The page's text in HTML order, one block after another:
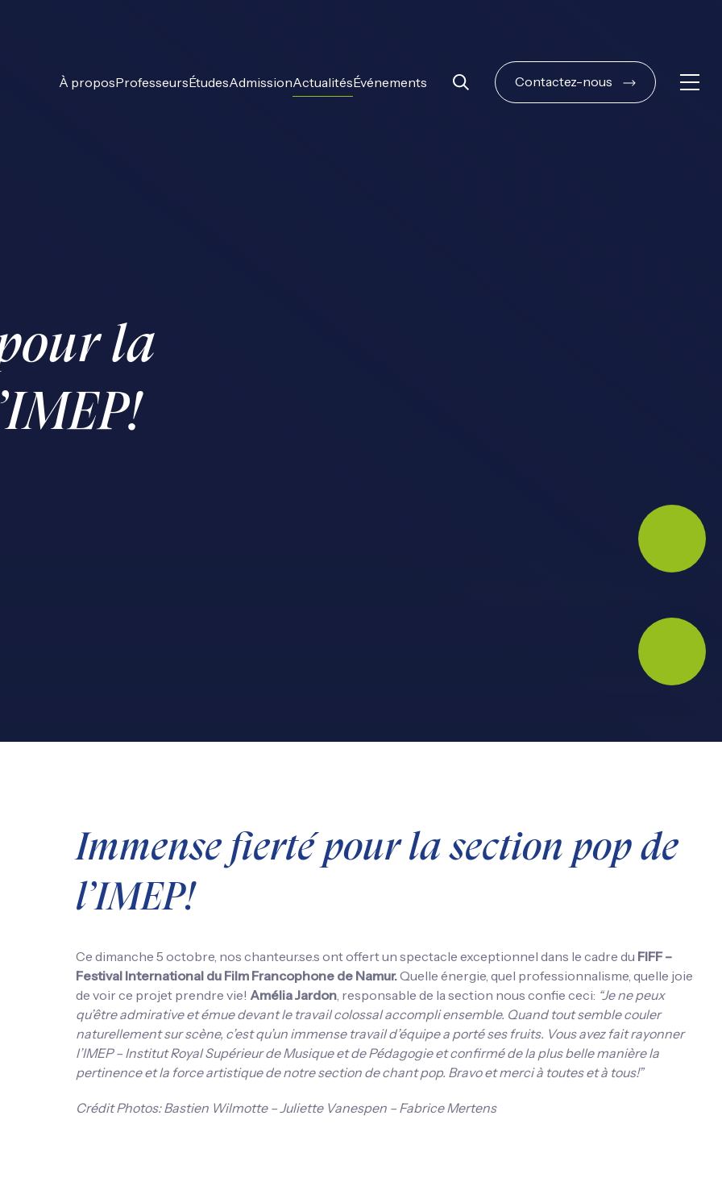
À proposProfesseursÉtudesAdmissionActualitésÉvénements
Rechercher
Contactez-nous
la
Immense fierté pour la section pop de
l’IMEP!
Ce dimanche 5 octobre, nos chanteur.se.s ont offert un spectacle exceptionnel dans le cadre du FIFF –
Festival International du Film Francophone de Namur.Quelle énergie, quel professionnalisme, quelle joie
de voir ce projet prendre vie! AméliaJardon, responsable de la section nous confie ceci: “Je ne peux
qu’être admirative et émue devant le travail colossal accompli ensemble. Quand tout semble couler
naturellement sur scène, c’est qu’un immense travail d’équipe a porté ses fruits. Vous avez fait rayonner
l’IMEP – Institut Royal Supérieur de Musique et de Pédagogie et confirmé de la plus belle manière la
pertinence et la force artistique de notre section de chant pop. Bravo et merci à toutes et à tous!”
Crédit Photos: Bastien Wilmotte – Juliette Vanespen – Fabrice Mertens